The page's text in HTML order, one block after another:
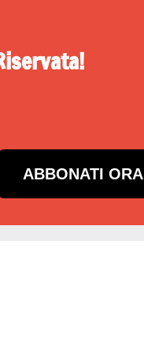
ABBONATI ORA